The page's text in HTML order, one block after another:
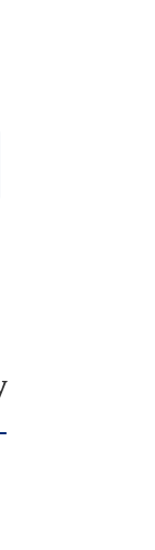
pensado para
palas y picos